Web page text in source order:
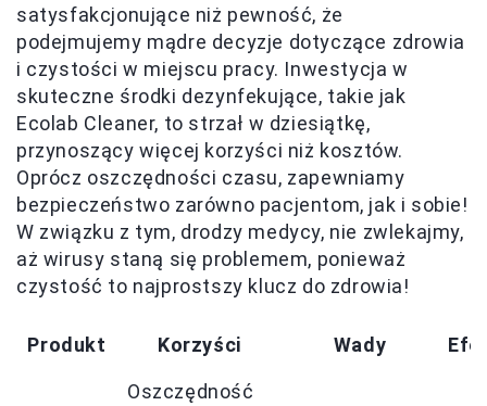
satysfakcjonujące niż pewność, że
podejmujemy mądre decyzje dotyczące zdrowia
i czystości w miejscu pracy. Inwestycja w
skuteczne środki dezynfekujące, takie jak
Ecolab Cleaner, to strzał w dziesiątkę,
przynoszący więcej korzyści niż kosztów.
Oprócz oszczędności czasu, zapewniamy
bezpieczeństwo zarówno pacjentom, jak i sobie!
W związku z tym, drodzy medycy, nie zwlekajmy,
aż wirusy staną się problemem, ponieważ
czystość to najprostszy klucz do zdrowia!
Produkt Korzyści Wady
Oszczędność